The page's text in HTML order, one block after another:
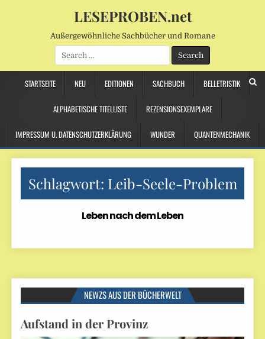
LESEPROBEN.net
Außergewöhnliche Sachbücher und Romane
Search
for:
STARTSEITE NEU EDITIONEN SACHBUCH BELLETRISTIK
ALPHABETISCHE TITELLISTE REZENSIONSEXEMPLARE
IMPRESSUM U. DATENSCHUTZERKLÄRUNG WUNDER QUANTENMECHANIK
Schlagwort: Leib-Seele-Problem
Leben nach dem Leben
NEWZS AUS DER BÜCHERWELT
Aufstand in der Provinz